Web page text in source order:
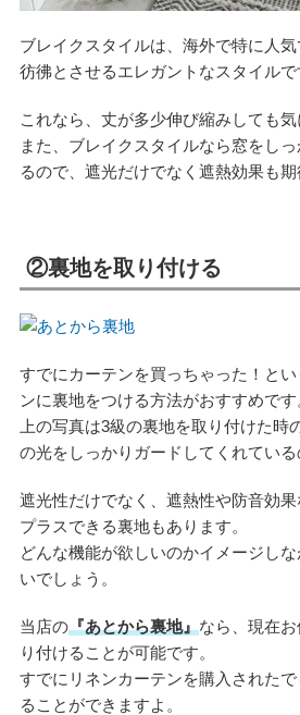
ブレイクスタイルは、海外で特に人
彷彿とさせるエレガントなスタイルで
これなら、丈が多少伸び縮みしても気
また、ブレイクスタイルなら窓をし
るので、遮光だけでなく遮熱効果も期
②裏地を取り付ける
すでにカーテンを買っちゃった！と
ンに裏地をつける方法がおすすめです
上の写真は3級の裏地を取り付けた時
の光をしっかりガードしてくれている
遮光性だけでなく、遮熱性や防音効
プラスできる裏地もあります。
どんな機能が欲しいのかイメージし
いでしょう。
当店の『あとから裏地』なら、現在
り付けることが可能です。
すでにリネンカーテンを購入された
ることができますよ。